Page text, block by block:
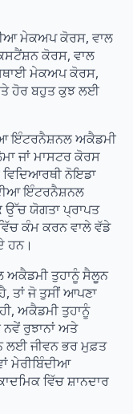
ਮੇਕਅਪ ਕੋਰਸ, ਵਾਲ
ਕੋਰਸ, ਵਾਲ
ਮੇਕਅਪ ਕੋਰਸ,
ਹੋਰ ਬਹੁਤ ਕੁਝ ਲਈ
ਇੰਟਰਨੈਸ਼ਨਲ ਅਕੈਡਮੀ
ਜਾਂ ਮਾਸਟਰ ਕੋਰਸ
ਨੋਇਡਾ
ਇੰਟਰਨੈਸ਼ਨਲ
ਉੱਚ ਯੋਗਤਾ ਪ੍ਰਾਪਤ
ਕੰਮ ਕਰਨ ਵਾਲੇ ਵੱਡੇ
ਹਨ।
ਅਕੈਡਮੀ ਤੁਹਾਨੂੰ ਸੈਲੂਨ
ਤਾਂ ਜੋ ਤੁਸੀਂ ਆਪਣਾ
ਅਕੈਡਮੀ ਤੁਹਾਨੂੰ
ਰੁਝਾਨਾਂ ਅਤੇ
ਲਈ ਜੀਵਨ ਭਰ ਮੁਫ਼ਤ
ਮੇਰੀਬਿੰਦੀਆ
ਵਿੱਚ ਸ਼ਾਨਦਾਰ